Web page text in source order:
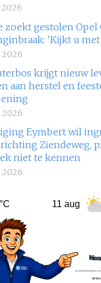
2026
zoekt gestolen Opel
'Kijkt u met
2026
krijgt nieuw
aan herstel en
2026
Eymbert wil
Ziendeweg,
niet te kennen
2026
20°C